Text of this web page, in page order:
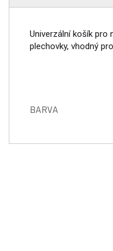
Univerzální košík pro
plechovky, vhodný
BARVA